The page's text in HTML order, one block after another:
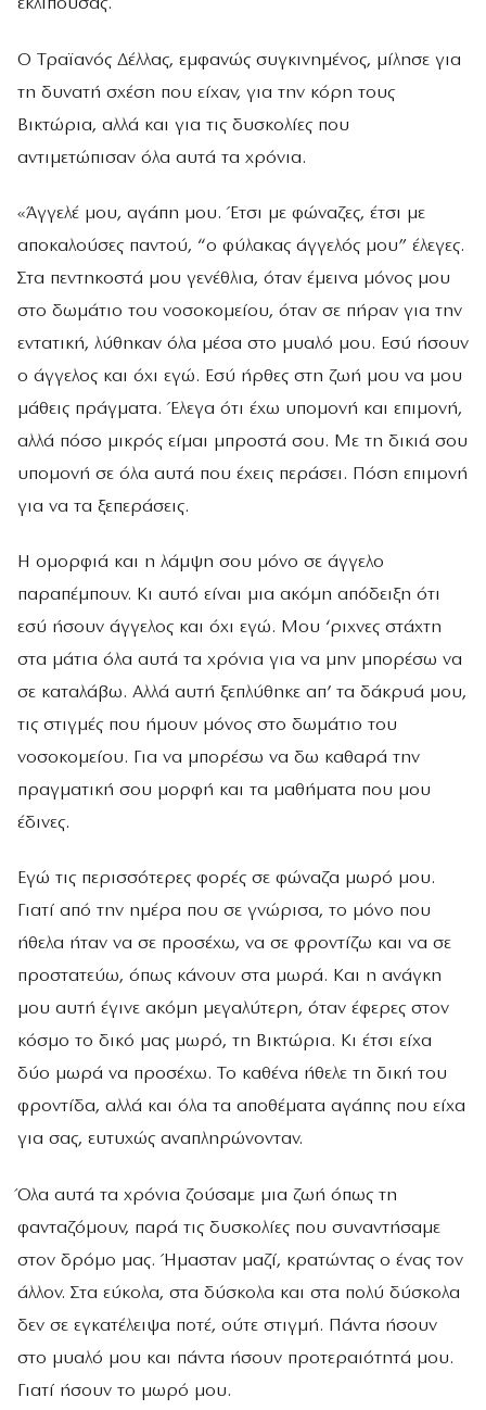
εκλιπούσας.
Ο Τραϊανός Δέλλας, εμφανώς συγκινημένος, μίλησε για
τη δυνατή σχέση που είχαν, για την κόρη τους
Βικτώρια, αλλά και για τις δυσκολίες που
αντιμετώπισαν όλα αυτά τα χρόνια.
«Άγγελέ μου, αγάπη μου. Έτσι με φώναζες, έτσι με
αποκαλούσες παντού, “ο φύλακας άγγελός μου” έλεγες.
Στα πεντηκοστά μου γενέθλια, όταν έμεινα μόνος μου
στο δωμάτιο του νοσοκομείου, όταν σε πήραν για την
εντατική, λύθηκαν όλα μέσα στο μυαλό μου. Εσύ ήσουν
ο άγγελος και όχι εγώ. Εσύ ήρθες στη ζωή μου να μου
μάθεις πράγματα. Έλεγα ότι έχω υπομονή και επιμονή,
αλλά πόσο μικρός είμαι μπροστά σου. Με τη δικιά σου
υπομονή σε όλα αυτά που έχεις περάσει. Πόση επιμονή
για να τα ξεπεράσεις.
Η ομορφιά και η λάμψη σου μόνο σε άγγελο
παραπέμπουν. Κι αυτό είναι μια ακόμη απόδειξη ότι
εσύ ήσουν άγγελος και όχι εγώ. Μου ‘ριχνες στάχτη
στα μάτια όλα αυτά τα χρόνια για να μην μπορέσω να
σε καταλάβω. Αλλά αυτή ξεπλύθηκε απ’ τα δάκρυά μου,
τις στιγμές που ήμουν μόνος στο δωμάτιο του
νοσοκομείου. Για να μπορέσω να δω καθαρά την
πραγματική σου μορφή και τα μαθήματα που μου
έδινες.
Εγώ τις περισσότερες φορές σε φώναζα μωρό μου.
Γιατί από την ημέρα που σε γνώρισα, το μόνο που
ήθελα ήταν να σε προσέχω, να σε φροντίζω και να σε
προστατεύω, όπως κάνουν στα μωρά. Και η ανάγκη
μου αυτή έγινε ακόμη μεγαλύτερη, όταν έφερες στον
κόσμο το δικό μας μωρό, τη Βικτώρια. Κι έτσι είχα
δύο μωρά να προσέχω. Το καθένα ήθελε τη δική του
φροντίδα, αλλά και όλα τα αποθέματα αγάπης που είχα
για σας, ευτυχώς αναπληρώνονταν.
Όλα αυτά τα χρόνια ζούσαμε μια ζωή όπως τη
φανταζόμουν, παρά τις δυσκολίες που συναντήσαμε
στον δρόμο μας. Ήμασταν μαζί, κρατώντας ο ένας τον
άλλον. Στα εύκολα, στα δύσκολα και στα πολύ δύσκολα
δεν σε εγκατέλειψα ποτέ, ούτε στιγμή. Πάντα ήσουν
στο μυαλό μου και πάντα ήσουν προτεραιότητά μου.
Γιατί ήσουν το μωρό μου.